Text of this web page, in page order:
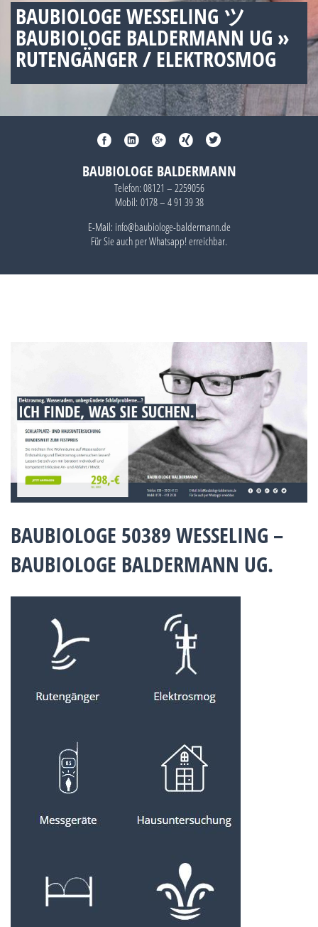
BAUBIOLOGE WESSELING ツ
BAUBIOLOGE BALDERMANN UG »
RUTENGÄNGER / ELEKTROSMOG
BAUBIOLOGE BALDERMANN
Telefon: 08121 – 2259056
Mobil: 0178 – 4 91 39 38
E-Mail: info@baubiologe-baldermann.de
Für Sie auch perWhatsapp!erreichbar.
BAUBIOLOGE 50389 WESSELING –
BAUBIOLOGE BALDERMANN UG.